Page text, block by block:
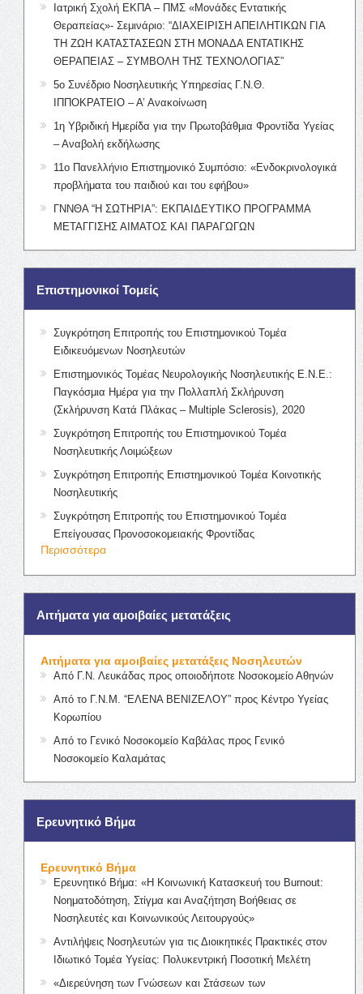
Ιατρική Σχολή ΕΚΠΑ – ΠΜΣ «Μονάδες Εντατικής
Θεραπείας»- Σεμινάριο: “ΔΙΑΧΕΙΡΙΣΗ ΑΠΕΙΛΗΤΙΚΩΝ ΓΙΑ
ΤΗ ΖΩΗ ΚΑΤΑΣΤΑΣΕΩΝ ΣΤΗ ΜΟΝΑΔΑ ΕΝΤΑΤΙΚΗΣ
ΘΕΡΑΠΕΙΑΣ – ΣΥΜΒΟΛΗ ΤΗΣ ΤΕΧΝΟΛΟΓΙΑΣ”
5ο Συνέδριο Νοσηλευτικής Υπηρεσίας Γ.Ν.Θ.
ΙΠΠΟΚΡΑΤΕΙΟ – Α’ Ανακοίνωση
1η Υβριδική Ημερίδα για την Πρωτοβάθμια Φροντίδα Υγείας
– Αναβολή εκδήλωσης
11ο Πανελλήνιο Επιστημονικό Συμπόσιο: «Ενδοκρινολογικά
προβλήματα του παιδιού και του εφήβου»
ΓΝΝΘΑ “Η ΣΩΤΗΡΙΑ”: ΕΚΠΑΙΔΕΥΤΙΚΟ ΠΡΟΓΡΑΜΜΑ
ΜΕΤΑΓΓΙΣΗΣ ΑΙΜΑΤΟΣ ΚΑΙ ΠΑΡΑΓΩΓΩΝ
Επιστημονικοί Τομείς
Συγκρότηση Επιτροπής του Επιστημονικού Τομέα
Ειδικευόμενων Νοσηλευτών
Επιστημονικός Τομέας Νευρολογικής Νοσηλευτικής Ε.Ν.Ε.:
Παγκόσμια Ημέρα για την Πολλαπλή Σκλήρυνση
(Σκλήρυνση Κατά Πλάκας – Multiple Sclerosis), 2020
Συγκρότηση Επιτροπής του Επιστημονικού Τομέα
Νοσηλευτικής Λοιμώξεων
Συγκρότηση Επιτροπής Επιστημονικού Τομέα Κοινοτικής
Νοσηλευτικής
Συγκρότηση Επιτροπής του Επιστημονικού Τομέα
Επείγουσας Προνοσοκομειακής Φροντίδας
Περισσότερα
Αιτήματα για αμοιβαίες μετατάξεις
Αιτήματα για αμοιβαίες μετατάξεις Νοσηλευτών
Από Γ.Ν. Λευκάδας προς οποιοδήποτε Νοσοκομείο Αθηνών
Από το Γ.Ν.Μ. “ΕΛΕΝΑ ΒΕΝΙΖΕΛΟΥ” προς Κέντρο Υγείας
Κορωπίου
Από το Γενικό Νοσοκομείο Καβάλας προς Γενικό
Νοσοκομείο Καλαμάτας
Ερευνητικό Βήμα
Ερευνητικό Βήμα
Ερευνητικό Βήμα: «Η Κοινωνική Κατασκευή του Burnout:
Νοηματοδότηση, Στίγμα και Αναζήτηση Βοήθειας σε
Νοσηλευτές και Κοινωνικούς Λειτουργούς»
Αντιλήψεις Νοσηλευτών για τις Διοικητικές Πρακτικές στον
Ιδιωτικό Τομέα Υγείας: Πολυκεντρική Ποσοτική Μελέτη
«Διερεύνηση των Γνώσεων και Στάσεων των